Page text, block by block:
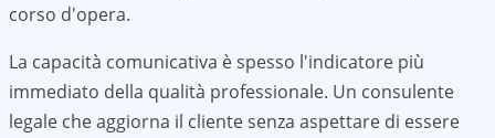
corso d'opera.
La capacità comunicativa è spesso l'indicatore più
immediato della qualità professionale. Un consulente
legale che aggiorna il cliente senza aspettare di essere